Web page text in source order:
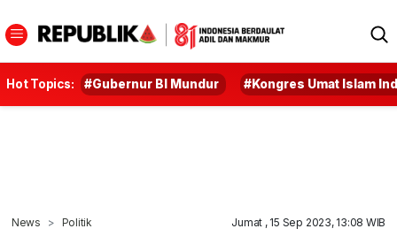
Hot Topics: #Gubernur BI Mundur #Kongres Umat Islam
News Politik Jumat , 15 Sep 2023, 13:08 WIB